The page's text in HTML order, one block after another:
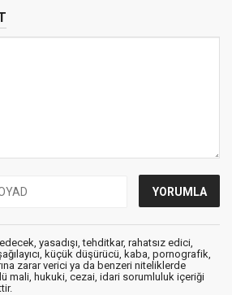
yasadışı, tehditkar, rahatsız edici,
küçük düşürücü, kaba, pornografik,
zarar verici ya da benzeri niteliklerde
mali, hukuki, cezai, idari sorumluluk içeriği